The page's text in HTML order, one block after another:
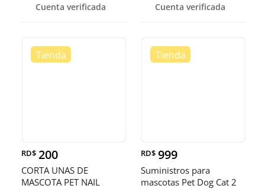
Cuenta verificada Cuenta verificada
RD$ 200
CORTA UNAS DE
MASCOTA PET NAIL
RD$ 999
Suministros para
mascotas Pet Dog Cat 2